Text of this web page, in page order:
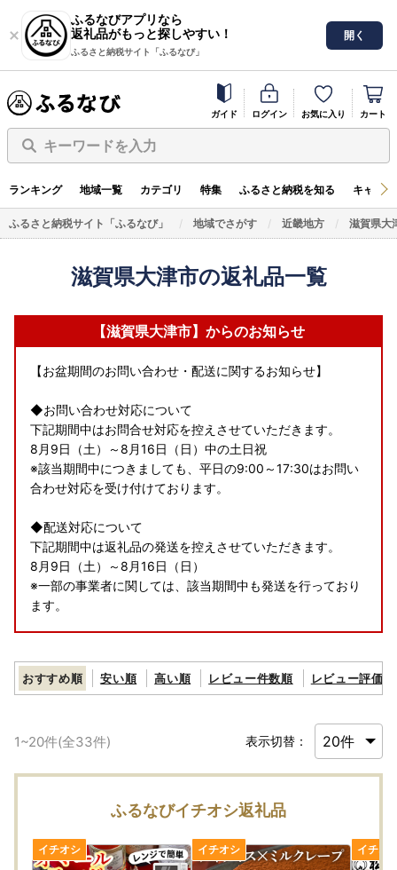
ふるなびアプリなら
返礼品がもっと探しやすい！
ふるさと納税サイト「ふるなび」
開く
ガイド ログイン お気に入り カート
キーワードを入力
ランキング 地域一覧 カテゴリ 特集 ふるさと納税を知る キャン
ふるさと納税サイト「ふるなび」 地域でさがす 近畿地方 滋賀県大
滋賀県大津市の返礼品一覧
【滋賀県大津市】からのお知らせ
【お盆期間のお問い合わせ・配送に関するお知らせ】
◆お問い合わせ対応について
下記期間中はお問合せ対応を控えさせていただきます。
8月9日（土）～8月16日（日）中の土日祝
※該当期間中につきましても、平日の9:00～17:30はお問い
合わせ対応を受け付けております。
◆配送対応について
下記期間中は返礼品の発送を控えさせていただきます。
8月9日（土）～8月16日（日）
※一部の事業者に関しては、該当期間中も発送を行っており
ます。
なお、寄附については期間中も受け付けております。
【寄附お申込みの注意事項】
・配達日指定は不可となっておりますので、ご理解の上お申
・天候・交通事情により配送が遅延する場合がございます。
・寄附が集中する12月のお申込みは発送日程が変更になる場
合がございます。
おすすめ順 安い順 高い順 レビュー件数順 レビュー評価順
1~20件(全33件) 表示切替：
ふるなびイチオシ返礼品